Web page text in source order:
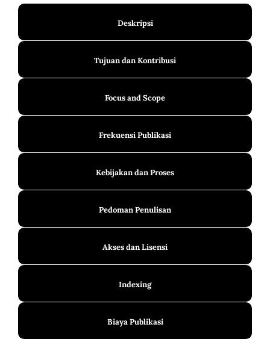
Deskripsi
Tujuan dan Kontribusi
Focus and Scope
Frekuensi Publikasi
Kebijakan dan Proses
Pedoman Penulisan
Akses dan Lisensi
Indexing
Biaya Publikasi